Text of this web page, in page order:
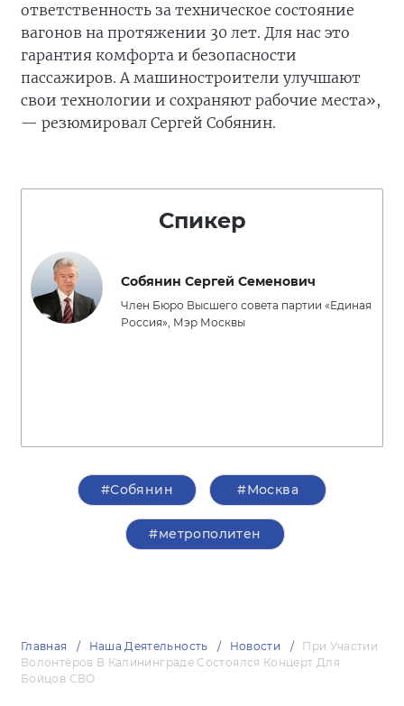
ответственность за техническое состояние
вагонов на протяжении 30 лет. Для нас это
гарантия комфорта и безопасности
пассажиров. А машиностроители улучшают
свои технологии и сохраняют рабочие места»,
— резюмировал Сергей Собянин.
Спикер
Собянин Сергей Семенович
Член Бюро Высшего совета партии «Единая
Россия», Мэр Москвы
#Собянин #Москва
#метрополитен
Главная Наша Деятельность Новости
При Участии
Волонтёров В Калининграде Состоялся Концерт Для
Бойцов СВО